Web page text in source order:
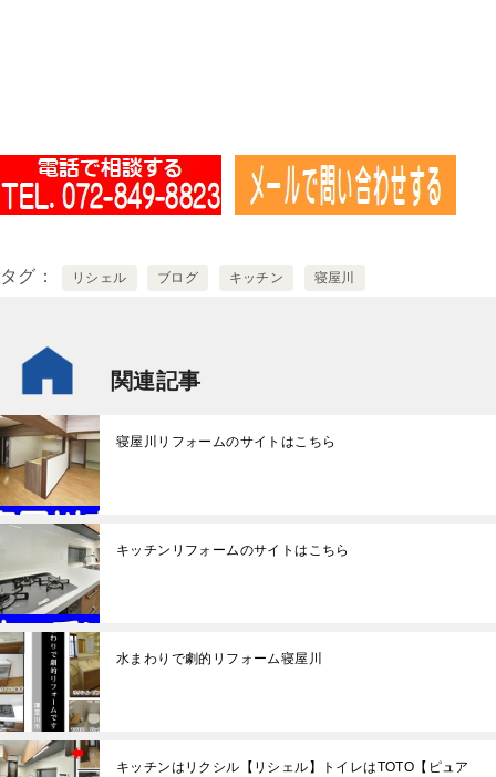
タグ リシェル ブログ キッチン 寝屋川
関連記事
寝屋川リフォームのサイトはこちら
キッチンリフォームのサイトはこちら
水まわりで劇的リフォーム寝屋川
キッチンはリクシル【リシェル】トイレはTOTO【ピュア